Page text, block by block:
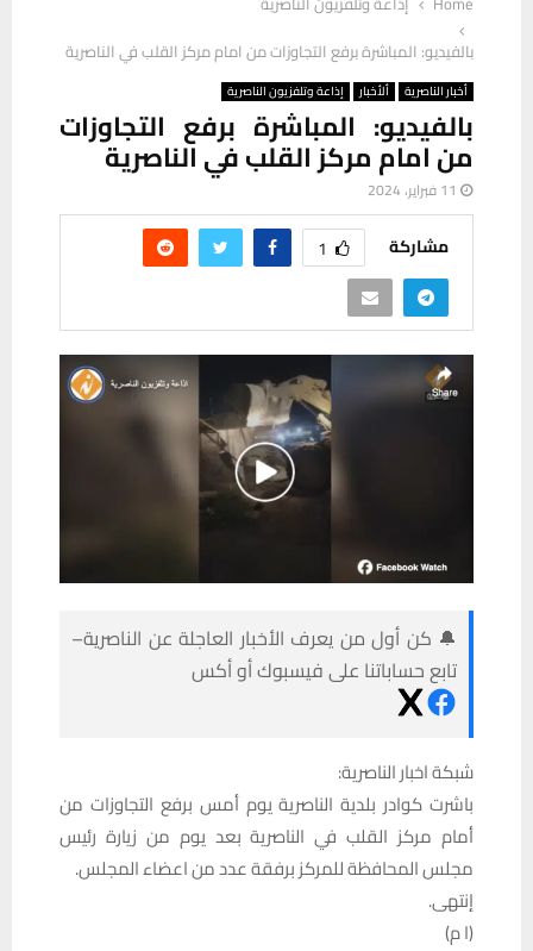
بالفيديو: المباشرة برفع التجاوزات من امام مركز القلب في الناصرية
أخبار الناصرية ألأخبار إذاعة وتلفزيون الناصرية
بالفيديو: المباشرة برفع التجاوزات
من امام مركز القلب في الناصرية
11 فبراير، 2024
مشاركة 1
🔔 كن أول من يعرف الأخبار العاجلة عن الناصرية–
تابع حساباتنا على فيسبوك أو أكس
شبكة اخبار الناصرية:
باشرت كوادر بلدية الناصرية يوم أمس برفع التجاوزات من
أمام مركز القلب في الناصرية بعد يوم من زيارة رئيس
مجلس المحافظة للمركز برفقة عدد من اعضاء المجلس.
إنتهى.
(ا م)